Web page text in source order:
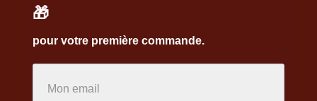
🎁
pour votre première commande.